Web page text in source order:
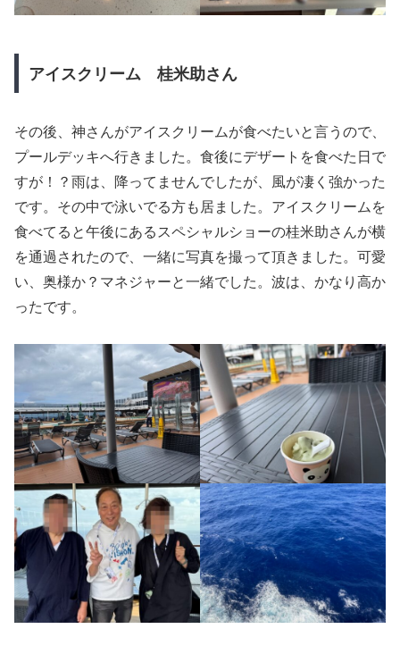
アイスクリーム 桂米助さん
その後、神さんがアイスクリームが食べたいと言うので、
プールデッキへ行きました。食後にデザートを食べた日で
すが！？雨は、降ってませんでしたが、風が凄く強かった
です。その中で泳いでる方も居ました。アイスクリームを
食べてると午後にあるスペシャルショーの桂米助さんが横
を通過されたので、一緒に写真を撮って頂きました。可愛
い、奥様か？マネジャーと一緒でした。波は、かなり高か
ったです。